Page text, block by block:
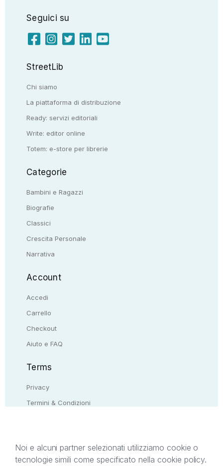
Seguici su
StreetLib
Chi siamo
La piattaforma di distribuzione
Ready: servizi editoriali
Write: editor online
Totem: e-store per librerie
Categorie
Bambini e Ragazzi
Biografie
Classici
Crescita Personale
Narrativa
Account
Accedi
Carrello
Checkout
Aiuto e FAQ
Terms
Privacy
Termini & Condizioni
Noi e alcuni partner selezionati utilizziamo cookie o
tecnologie simili come specificato nella cookie policy.